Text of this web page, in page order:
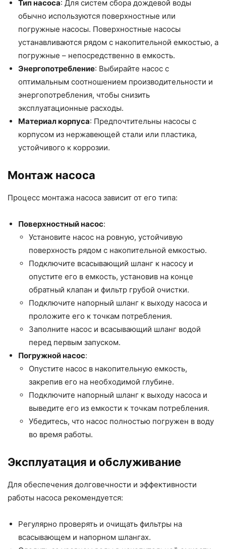
Тип насоса: Для систем сбора дождевой воды
обычно используются поверхностные или
погружные насосы. Поверхностные насосы
устанавливаются рядом с накопительной емкостью, а
погружные – непосредственно в емкость.
Энергопотребление: Выбирайте насос с
оптимальным соотношением производительности и
энергопотребления, чтобы снизить
эксплуатационные расходы.
Материал корпуса: Предпочтительны насосы с
корпусом из нержавеющей стали или пластика,
устойчивого к коррозии.
Монтаж насоса
Процесс монтажа насоса зависит от его типа:
Поверхностный насос:
Установите насос на ровную, устойчивую
поверхность рядом с накопительной емкостью.
Подключите всасывающий шланг к насосу и
опустите его в емкость, установив на конце
обратный клапан и фильтр грубой очистки.
Подключите напорный шланг к выходу насоса и
проложите его к точкам потребления.
Заполните насос и всасывающий шланг водой
перед первым запуском.
Погружной насос:
Опустите насос в накопительную емкость,
закрепив его на необходимой глубине.
Подключите напорный шланг к выходу насоса и
выведите его из емкости к точкам потребления.
Убедитесь, что насос полностью погружен в воду
во время работы.
Эксплуатация и обслуживание
Для обеспечения долговечности и эффективности
работы насоса рекомендуется:
Регулярно проверять и очищать фильтры на
всасывающем и напорном шлангах.